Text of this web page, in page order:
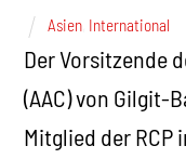
Asien International
Der Vorsitzende
(AAC) von Gilgit-
Mitglied der RCP